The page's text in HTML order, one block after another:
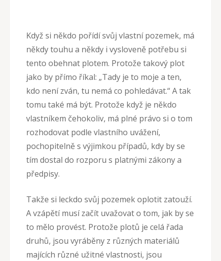
Když si někdo pořídí svůj vlastní pozemek, má
někdy touhu a někdy i vysloveně potřebu si
tento obehnat plotem. Protože takový plot
jako by přímo říkal: „Tady je to moje a ten,
kdo není zván, tu nemá co pohledávat.“ A tak
tomu také má být. Protože když je někdo
vlastníkem čehokoliv, má plné právo si o tom
rozhodovat podle vlastního uvážení,
pochopitelně s výjimkou případů, kdy by se
tím dostal do rozporu s platnými zákony a
předpisy.
Takže si leckdo svůj pozemek oplotit zatouží.
A vzápětí musí začít uvažovat o tom, jak by se
to mělo provést. Protože plotů je celá řada
druhů, jsou vyráběny z různých materiálů
majících různé užitné vlastnosti, jsou